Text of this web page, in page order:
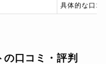
具体的な口コ
口コミ・評判